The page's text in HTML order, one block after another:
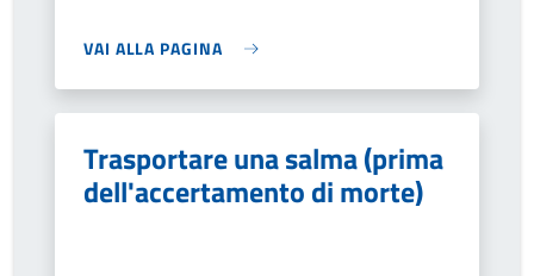
VAI ALLA PAGINA
Trasportare una salma (prima
dell'accertamento di morte)